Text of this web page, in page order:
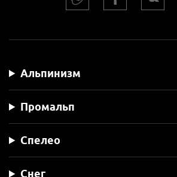
Альпинизм
Промальп
Спелео
Снег